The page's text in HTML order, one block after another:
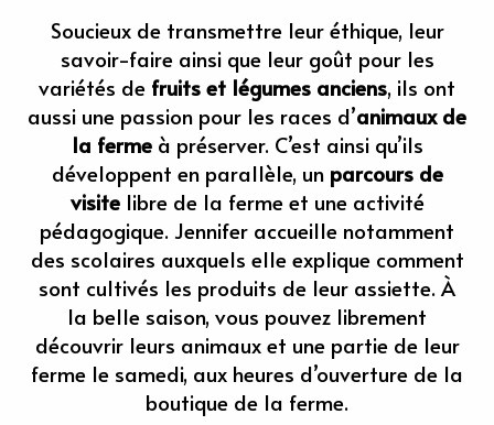
Soucieux de transmettre leur éthique, leur
savoir-faire ainsi que leur goût pour les
variétés de fruits et légumes anciens, ils ont
aussi une passion pour les races d’animaux de
la fermeà préserver. C’est ainsi qu’ils
développent en parallèle, un parcours de
visitelibre de la ferme et une activité
pédagogique. Jennifer accueille notamment
des scolaires auxquels elle explique comment
sont cultivés les produits de leur assiette. À
la belle saison, vous pouvez librement
découvrir leurs animaux et une partie de leur
ferme le samedi, aux heures d’ouverture de la
boutique de la ferme.